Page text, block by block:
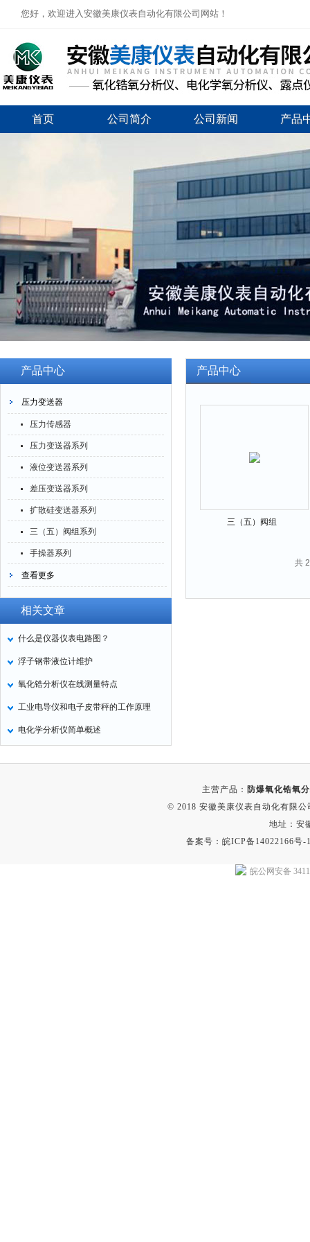
您好，欢迎进入安徽美康仪表自动化有限公司网站！
首页 公司简介 公司新闻 产品
产品中心
压力变送器
压力传感器
压力变送器系列
液位变送器系列
差压变送器系列
扩散硅变送器系列
三（五）阀组系列
手操器系列
查看更多
相关文章
什么是仪器仪表电路图？
浮子钢带液位计维护
氧化锆分析仪在线测量特点
工业电导仪和电子皮带秤的工作原理
电化学分析仪简单概述
产品中心
三（五）阀组
共
主营产品： 防爆氧化锆氧
© 2018 安徽美康仪表自动化有限
地址：安
备案号：皖ICP备14022166号-
皖公网安备